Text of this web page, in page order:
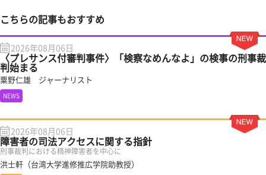
こちらの記事もおすすめ
2026年08月06日
〈プレサンス付審判事件〉「検察なめんなよ」の検事の刑事裁
判始まる
粟野仁雄 ジャーナリスト
NEWS
2026年08月06日
障害者の司法アクセスに関する指針
刑事裁判における精神障害者を中心に
洪士軒（台湾大学進修推広学院助教授）